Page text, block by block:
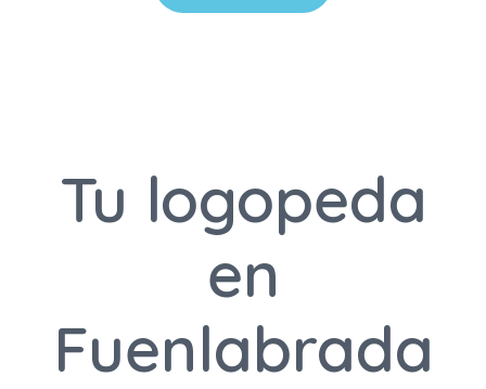
Tu logopeda
en
Fuenlabrada